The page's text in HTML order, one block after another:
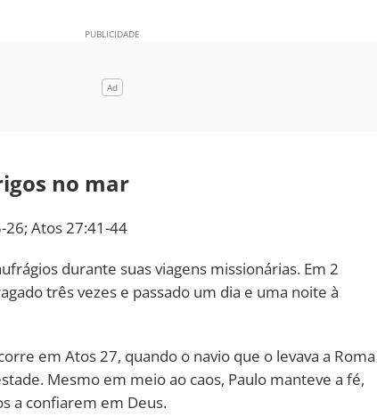
no mar
Atos 27:41-44
durante suas viagens missionárias. Em 2
três vezes e passado um dia e uma noite à
em Atos 27, quando o navio que o levava a Roma
Mesmo em meio ao caos, Paulo manteve a fé,
a confiarem em Deus.